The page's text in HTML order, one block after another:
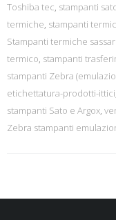
Toshiba tec, stampanti
termiche, stampanti
Stampanti termiche sassari
termico, stampanti
stampanti Zebra
etichettatura-prodotti-ittici
stampanti Sato e Argox,
Zebra stampanti